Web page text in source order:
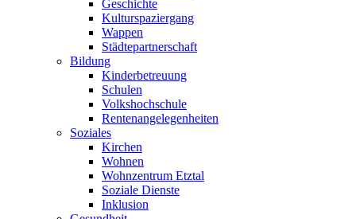
Geschichte
Kulturspaziergang
Wappen
Städtepartnerschaft
Bildung
Kinderbetreuung
Schulen
Volkshochschule
Rentenangelegenheiten
Soziales
Kirchen
Wohnen
Wohnzentrum Etztal
Soziale Dienste
Inklusion